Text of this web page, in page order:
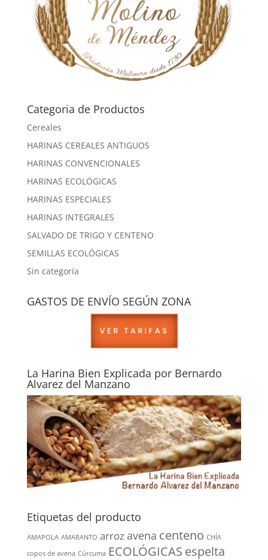
Categoria de Productos
Cereales
HARINAS CEREALES ANTIGUOS
HARINAS CONVENCIONALES
HARINAS ECOLÓGICAS
HARINAS ESPECIALES
HARINAS INTEGRALES
SALVADO DE TRIGO Y CENTENO
SEMILLAS ECOLÓGICAS
Sin categoría
GASTOS DE ENVÍO SEGÚN ZONA
La Harina Bien Explicada por Bernardo
Alvarez del Manzano
Etiquetas del producto
AMAPOLA AMARANTO arroz avena centeno CHÍA
copos de avena Cúrcuma ECOLÓGICAS espelta